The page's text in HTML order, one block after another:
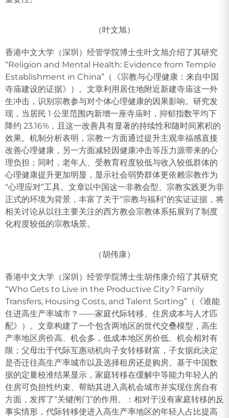
（叶文旭）
香港中文大学（深圳）经管学院博士生叶文旭介绍了其研究
“Religion and Mental Health: Evidence from Temple
Establishment in China”（《宗教与心理健康：来自中国
寺庙建设的证据》）。文章利用居住地附近新建寺庙这一外
生冲击，识别宗教参与对个体心理健康的因果影响。研究发
现，当居民 1 公里范围内新增一座寺庙时，抑郁指数平均下
降约 23.16%，且这一改善具有显著的持续性和随时间累积的
效果。机制分析表明，宗教一方面通过提升主观幸福感直接
改善心理健康，另一方面减轻因健康冲击等压力源带来的心
理负担；同时，老年人、受教育程度较低与收入较低群体的
心理健康提升更加明显，显示社会弱势群体更依赖宗教作为
“心理应对”工具。文章以中国这一非教会型、宗教实践更为非
正式的环境为背景，丰富了关于“宗教与福利”的实证证据，将
相关讨论从以往主要关注的西方教会宗教体系拓展到了制度
化程度较低的宗教场景。
（胡伟康）
香港中文大学（深圳）经管学院博士生胡伟康介绍了其研究
“Who Gets to Live in the Productive City? Family
Transfers, Housing Costs, and Talent Sorting”（《谁能
住进高生产率城市？——家庭代际转移、住房成本与人才匹
配》）。文章构建了一个包含两地区的世代交叠模型，高生
产率地区房价高、机会多，低成本地区房价低、机会相对有
限；父母出于代际互惠动机向子女转移财富，子女据此决定
是否迁往高生产率城市以及选择租房还是购房。基于中国数
据的定量校准结果显示，家庭转移在缓解中等能力年轻人的
住房可负担性约束、帮助其进入高机会城市并实现住房自有
方面，发挥了“关键闸门”的作用。：相对于没有家庭转移的反
事实情形，代际转移使进入高生产率地区的年轻人占比提高